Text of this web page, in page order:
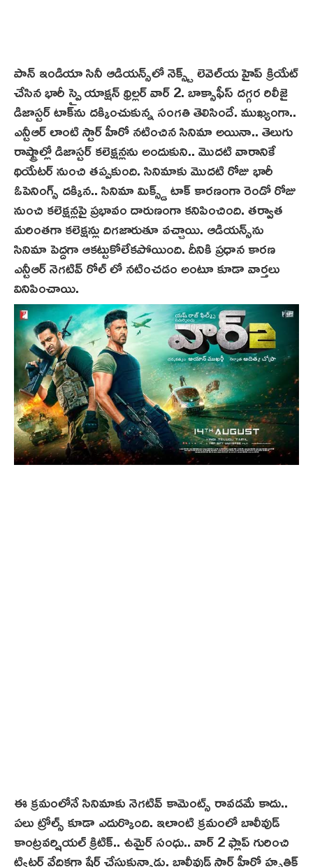
పాన్ ఇండియా సినీ ఆడియన్స్‌లో నెక్స్ట్ లెవెల్‌య హైప్ క్రియేట్
చేసిన భారీ స్పై యాక్షన్ థ్రిల్లర్ వార్ 2. బాక్సాఫీస్ దగ్గర రిలీజై
డిజాస్ట‌ర్ టాక్‌ను దక్కించుకున్న సంగతి తెలిసిందే. ముఖ్యంగా..
ఎన్టీఆర్ లాంటి స్టార్ హీరో నటించిన సినిమా అయినా.. తెలుగు
రాష్ట్రాల్లో డిజాస్టర్ కలెక్షన్లను అందుకుని.. మొదటి వారానికే
థియేటర్ నుంచి తప్పకుంది. సినిమాకు మొదటి రోజు భారీ
ఓపెనింగ్స్‌ దక్కిన.. సినిమా మిక్స్డ్‌ టాక్ కార‌ణంగా రెండో రోజు
నుంచి కలెక్షన్లపై ప్రభావం దారుణంగా కనిపించింది. తర్వాత
మరింతగా కలెక్షన్లు దిగజారుతూ వచ్చాయి. ఆడియన్స్‌ను
సినిమా పెద్దగా ఆకట్టుకోలేకపోయింది. దీనికి ప్రధాన కారణ
ఎన్టీఆర్ నెగటివ్ రోల్ లో నటించడం అంటూ కూడా వార్తలు
వినిపించాయి.
ఈ క్రమంలోనే సినిమాకు నెగటివ్ కామెంట్స్ రావడమే కాదు..
ప‌లు ట్రోల్స్ కూడా ఎదుర్కొంది. ఇలాంటి క్రమంలో బాలీవుడ్
కాంట్రవర్షియల్ క్రిటిక్‌.. ఉమైర్ సంధు.. వార్ 2 ఫ్లాప్ గురించి
ట్విట్టర్ వేదికగా షేర్ చేసుకున్నాడు. బాలీవుడ్ స్టార్ హీరో హృతిక్